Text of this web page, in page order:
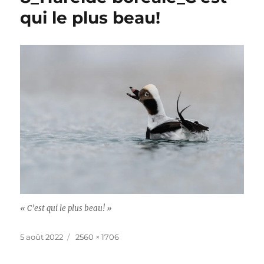
qui le plus beau!
« C’est qui le plus beau! »
Publié
5 août 2022
Taille
2560 × 1706